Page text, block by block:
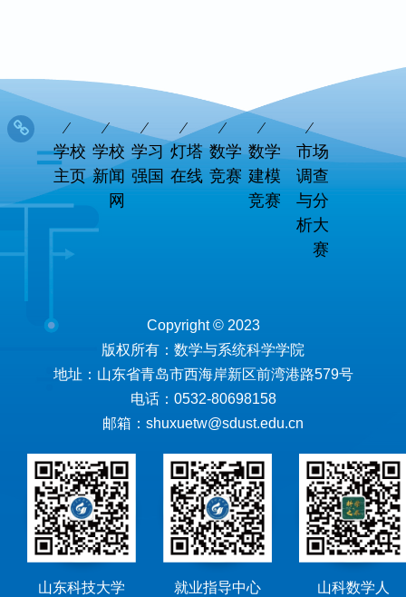
学校
主页
学校
新闻
网
学习
强国
灯塔
在线
数学
竞赛
数学
建模
竞赛
市场
调查
与分
析大
赛
Copyright © 2023
版权所有：数学与系统科学学院
地址：山东省青岛市西海岸新区前湾港路579号
电话：0532-80698158
邮箱：shuxuetw@sdust.edu.cn
山东科技大学 就业指导中心 山科数学人